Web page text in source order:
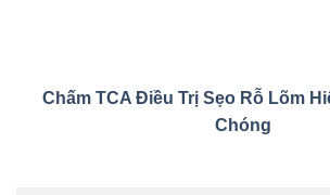
Chấm TCA Điều Trị Sẹo Rỗ Lõm
Chóng